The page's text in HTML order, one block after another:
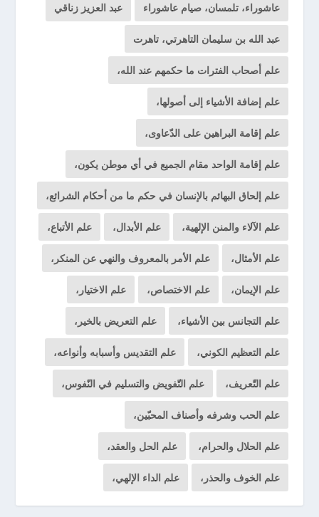
عاشوراء، تلمسان، صيام عاشوراء عبد العزيز زناقي
عبد الله بن سليمان التاهرتي، تاهرت
علم أصحاب الفترات ما حكمهم عند الله،
علم إضافة الأشياء إلى أصولها،
علم إقامة البراهين على الدّعاوى،
علم إقامة الواحد مقام الجميع في أي موطن يكون،
علم إلحاق البهائم بالإنسان في حكم ما من أحكام الشرائع،
علم الآلاء والمنن الإلهية، علم الأبدال، علم الأتباع،
علم الأمثال، علم الأمر بالمعروف والنهي عن المنكر،
علم الإيمان، علم الاختصاص، علم الاختيار،
علم التجانس بين الأشياء، علم التعريض بالخير،
علم التعظيم الكوني، علم التقديس وأسبابه وأنواعه،
علم التّعريف، علم التّفويض والتسليم في النّفوس،
علم الحب وشرفه وأصناف المحبّين،
علم الحلال والحرام، علم الحل والعقد،
علم الخوف والحذر، علم الداء الإلهي،